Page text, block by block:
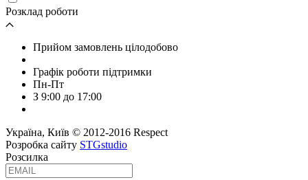
Розклад роботи
Прийом замовлень цілодобово
Графік роботи підтримки
Пн-Пт
З 9:00 до 17:00
Україна, Київ © 2012-2016 Respect
Розробка сайту STGstudio
Розсилка